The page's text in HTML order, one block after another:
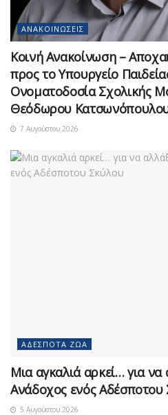
ΑΝΑΚΟΙΝΏΣΕΙΣ
Κοινή Ανακοίνωση –
προς το Υπουργείο
Ονοματοδοσία Σχολικής
Θεόδωρου
7 Αυγούστου 2026
ΑΔΈΣΠΟΤΑ ΖΏΑ
Μια αγκαλιά αρκεί… για να
Ανάδοχος ενός Αδέσποτου
5 Αυγούστου 2026